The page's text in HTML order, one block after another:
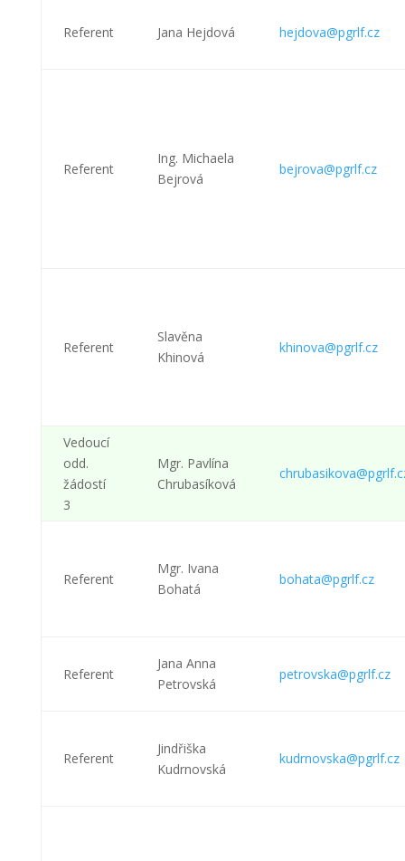
Referent Jana Hejdová hejdova@pgrlf.cz
Referent
Ing. Michaela
Bejrová
bejrova@pgrlf.cz
Referent
Slavěna
Khinová
khinova@pgrlf.cz
Vedoucí
odd.
žádostí
3
Mgr. Pavlína
Chrubasíková
Referent
Mgr. Ivana
Bohatá
bohata@pgrlf.cz
Referent
Jana Anna
Petrovská
petrovska@pgrlf.cz
Referent
Jindřiška
Kudrnovská
kudrnovska@pgrlf.cz